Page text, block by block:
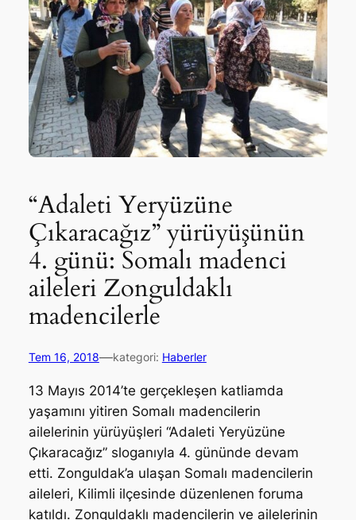
“Adaleti Yeryüzüne
Çıkaracağız” yürüyüşünün
4. günü: Somalı madenci
aileleri Zonguldaklı
madencilerle
Tem 16, 2018—kategori: Haberler
13 Mayıs 2014’te gerçekleşen katliamda
yaşamını yitiren Somalı madencilerin
ailelerinin yürüyüşleri “Adaleti Yeryüzüne
Çıkaracağız” sloganıyla 4. gününde devam
etti. Zonguldak’a ulaşan Somalı madencilerin
aileleri, Kilimli ilçesinde düzenlenen foruma
katıldı. Zonguldaklı madencilerin ve ailelerinin